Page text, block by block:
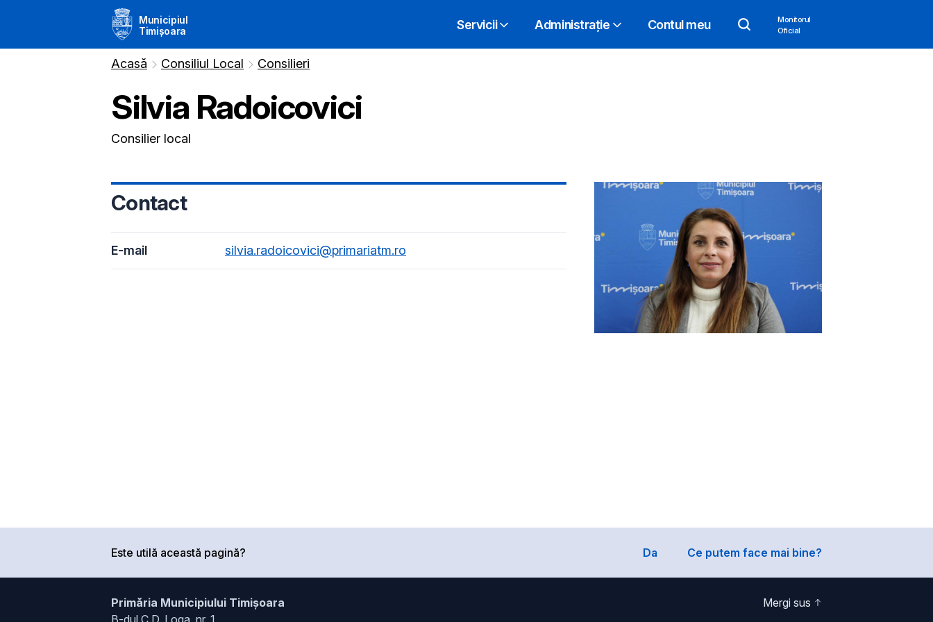
Municipiul
Timișoara
Servicii Administrație Contul meu
Monitorul
Oficial
Acasă Consiliul Local Consilieri
Silvia Radoicovici
Consilier local
Contact
E-mail silvia.radoicovici@primariatm.ro
Este utilă această pagină? Da Ce putem face mai bine?
Primăria Municipiului Timișoara
B-dul C.D. Loga, nr. 1
Mergi sus